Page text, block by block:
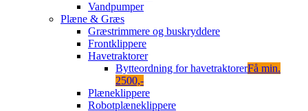
Vandpumper
Plæne & Græs
Græstrimmere og buskryddere
Frontklippere
Havetraktorer
Bytteordning for havetraktorerFå min.
2500,-
Plæneklippere
Robotplæneklippere